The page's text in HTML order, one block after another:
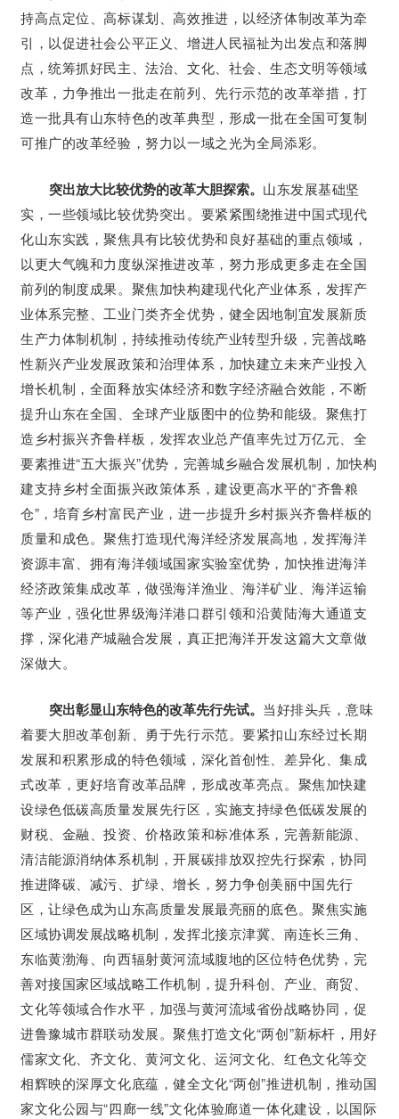
持高点定位、高标谋划、高效推进，以经济体制改革为牵
引，以促进社会公平正义、增进人民福祉为出发点和落脚
点，统筹抓好民主、法治、文化、社会、生态文明等领域
改革，力争推出一批走在前列、先行示范的改革举措，打
造一批具有山东特色的改革典型，形成一批在全国可复制
可推广的改革经验，努力以一域之光为全局添彩。
突出放大比较优势的改革大胆探索。 山东发展基础坚
实，一些领域比较优势突出。要紧紧围绕推进中国式现代
化山东实践，聚焦具有比较优势和良好基础的重点领域，
以更大气魄和力度纵深推进改革，努力形成更多走在全国
前列的制度成果。聚焦加快构建现代化产业体系，发挥产
业体系完整、工业门类齐全优势，健全因地制宜发展新质
生产力体制机制，持续推动传统产业转型升级，完善战略
性新兴产业发展政策和治理体系，加快建立未来产业投入
增长机制，全面释放实体经济和数字经济融合效能，不断
提升山东在全国、全球产业版图中的位势和能级。聚焦打
造乡村振兴齐鲁样板，发挥农业总产值率先过万亿元、全
要素推进“五大振兴”优势，完善城乡融合发展机制，加快构
建支持乡村全面振兴政策体系，建设更高水平的“齐鲁粮
仓”，培育乡村富民产业，进一步提升乡村振兴齐鲁样板的
质量和成色。聚焦打造现代海洋经济发展高地，发挥海洋
资源丰富、拥有海洋领域国家实验室优势，加快推进海洋
经济政策集成改革，做强海洋渔业、海洋矿业、海洋运输
等产业，强化世界级海洋港口群引领和沿黄陆海大通道支
撑，深化港产城融合发展，真正把海洋开发这篇大文章做
深做大。
突出彰显山东特色的改革先行先试。 当好排头兵，意味
着要大胆改革创新、勇于先行示范。要紧扣山东经过长期
发展和积累形成的特色领域，深化首创性、差异化、集成
式改革，更好培育改革品牌，形成改革亮点。聚焦加快建
设绿色低碳高质量发展先行区，实施支持绿色低碳发展的
财税、金融、投资、价格政策和标准体系，完善新能源、
清洁能源消纳体系机制，开展碳排放双控先行探索，协同
推进降碳、减污、扩绿、增长，努力争创美丽中国先行
区，让绿色成为山东高质量发展最亮丽的底色。聚焦实施
区域协调发展战略机制，发挥北接京津冀、南连长三角、
东临黄渤海、向西辐射黄河流域腹地的区位特色优势，完
善对接国家区域战略工作机制，提升科创、产业、商贸、
文化等领域合作水平，加强与黄河流域省份战略协同，促
进鲁豫城市群联动发展。聚焦打造文化“两创”新标杆，用好
儒家文化、齐文化、黄河文化、运河文化、红色文化等交
相辉映的深厚文化底蕴，健全文化“两创”推进机制，推动国
家文化公园与“四廊一线”文化体验廊道一体化建设，以国际